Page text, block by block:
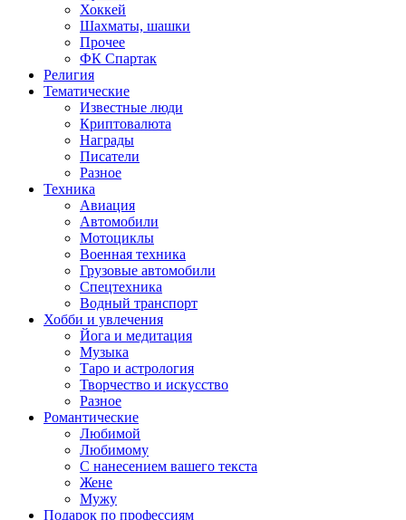
Хоккей
Шахматы, шашки
Прочее
ФК Спартак
Религия
Тематические
Известные люди
Криптовалюта
Награды
Писатели
Разное
Техника
Авиация
Автомобили
Мотоциклы
Военная техника
Грузовые автомобили
Спецтехника
Водный транспорт
Хобби и увлечения
Йога и медитация
Музыка
Таро и астрология
Творчество и искусство
Разное
Романтические
Любимой
Любимому
С нанесением вашего текста
Жене
Мужу
Подарок по профессиям